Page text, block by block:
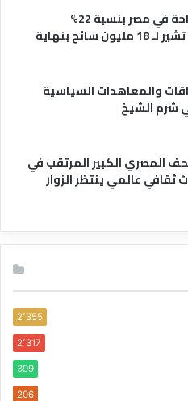
زيادة السياحة في مصر بنسبة 22%
والتوقعات تشير لـ 18 مليون سائح بنهاية
والمعاهدات السياسية
شرم الشيخ
المصري الكبير المرتقب في
ثقافي عالمي ينتظر الزوار
2٬355
2٬317
399
206